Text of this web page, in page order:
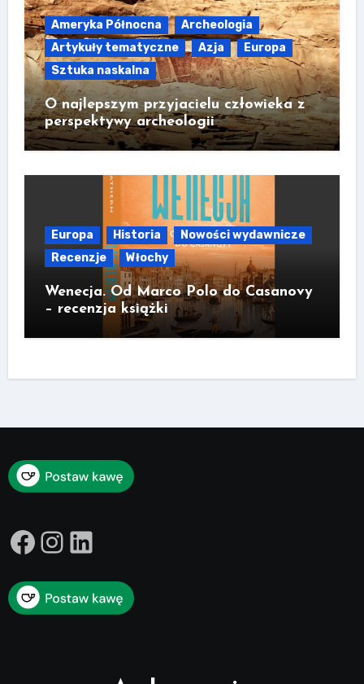
Ameryka Północna
Archeologia
Artykuły tematyczne
Azja
Europa
Sztuka naskalna
O najlepszym przyjacielu człowieka z
perspektywy archeologii
Europa Historia
Nowości wydawnicze
Recenzje
Włochy
Wenecja. Od Marco Polo do Casanovy
– recenzja książki
Facebook
Instagram
LinkedIn